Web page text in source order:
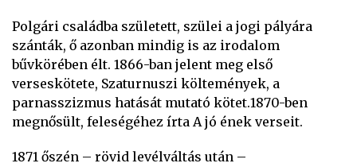
Polgári családba született, szülei a jogi pályára
szánták, ő azonban mindig is az irodalom
bűvkörében élt. 1866-ban jelent meg első
verseskötete, Szaturnuszi költemények, a
parnasszizmus hatását mutató kötet.1870-ben
megnősült, feleségéhez írta A jó ének verseit.
1871 őszén – rövid levélváltás után –